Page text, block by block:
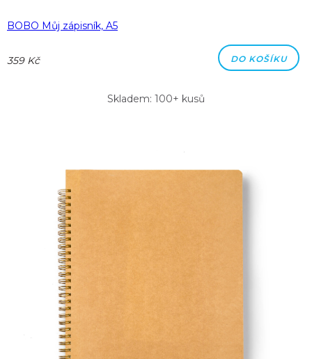
BOBO Můj zápisník, A5
359 Kč DO KOŠÍKU
Skladem: 100+ kusů